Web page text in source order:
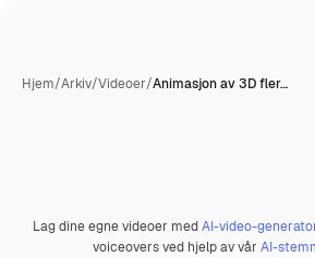
Hjem/Arkiv/Videoer/Animasjon av 3D fler…
PremiumAI-generert
Lag dine egne videoer medAI-video-
voiceovers ved hjelp av vår AI-